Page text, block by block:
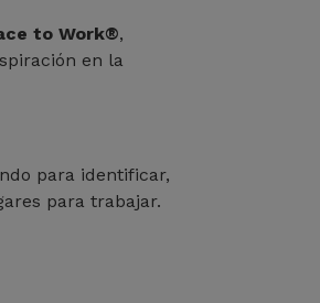
to Work®,
en la
para identificar,
para trabajar.